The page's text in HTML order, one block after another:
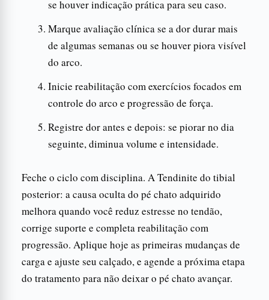
se houver indicação prática para seu caso.
Marque avaliação clínica se a dor durar mais
de algumas semanas ou se houver piora visível
do arco.
Inicie reabilitação com exercícios focados em
controle do arco e progressão de força.
Registre dor antes e depois: se piorar no dia
seguinte, diminua volume e intensidade.
Feche o ciclo com disciplina. A Tendinite do tibial
posterior: a causa oculta do pé chato adquirido
melhora quando você reduz estresse no tendão,
corrige suporte e completa reabilitação com
progressão. Aplique hoje as primeiras mudanças de
carga e ajuste seu calçado, e agende a próxima etapa
do tratamento para não deixar o pé chato avançar.